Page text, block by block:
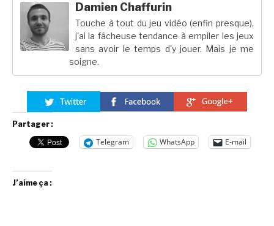
Damien Chaffurin
Touche à tout du jeu vidéo (enfin presque),
j'ai la fâcheuse tendance à empiler les jeux
sans avoir le temps d'y jouer. Mais je me
soigne.
Partager :
Telegram WhatsApp E-mail
J’aime ça :